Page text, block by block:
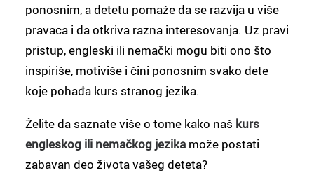
ponosnim, a detetu pomaže da se razvija u više
pravaca i da otkriva razna interesovanja. Uz pravi
pristup, engleski ili nemački mogu biti ono što
inspiriše, motiviše i čini ponosnim svako dete
koje pohađa kurs stranog jezika.
Želite da saznate više o tome kako naš kurs
engleskog ili nemačkog jezika može postati
zabavan deo života vašeg deteta?